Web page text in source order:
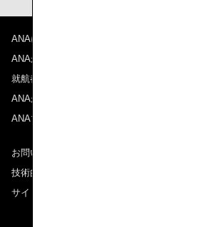
ANAについて
ANAからのお知らせ
就航都市
ANAがお約束する体験
ANAマイレージクラブ
お問い合わせ
技術的なお問い合わせ（推奨環境）
サイトマップ